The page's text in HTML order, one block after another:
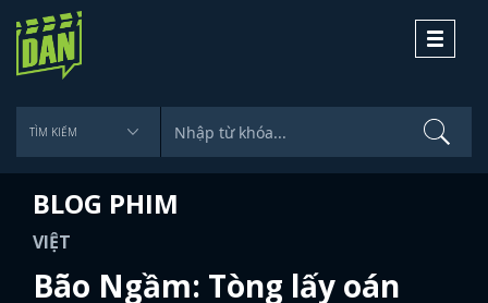
Toggle
BLOG PHIM
VIỆT
Bão Ngầm: Tòng lấy oán